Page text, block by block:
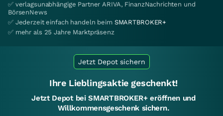
✅ verlagsunabhängige Partner ARIVA, FinanzNachrichten und
BörsenNews
✅ Jederzeit einfach handeln beim SMARTBROKER+
✅ mehr als 25 Jahre Marktpräsenz
Jetzt Depot sichern
Ihre Lieblingsaktie geschenkt!
Jetzt Depot bei SMARTBROKER+ eröffnen und
Willkommensgeschenk sichern.